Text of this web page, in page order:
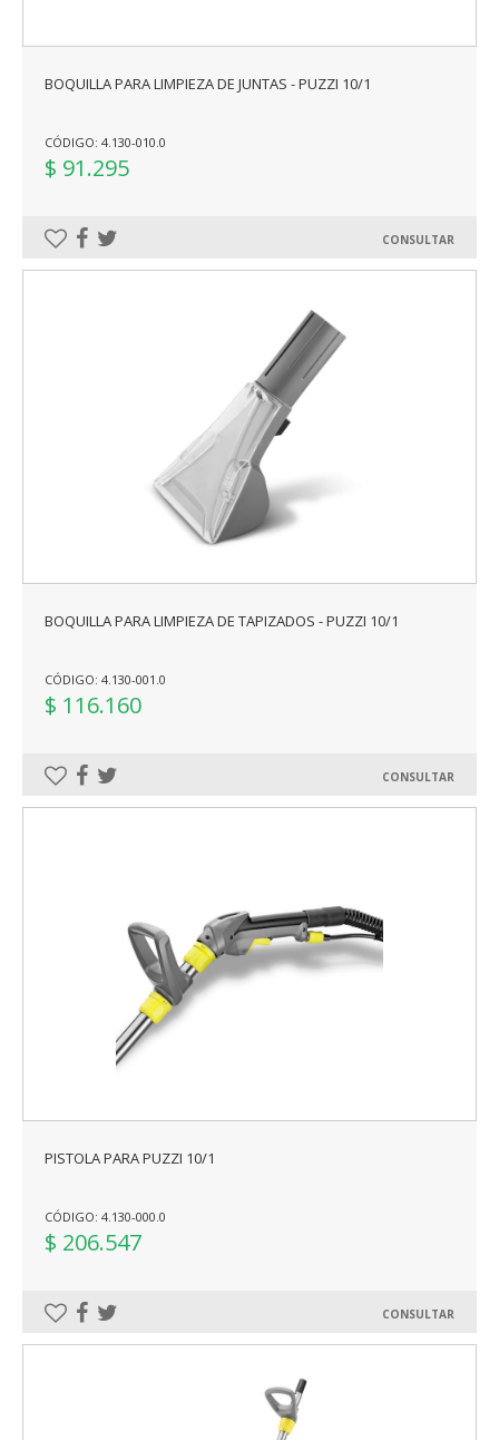
BOQUILLA PARA LIMPIEZA DE JUNTAS - PUZZI 10/1
CÓDIGO: 4.130-010.0
$ 91.295
CONSULTAR
BOQUILLA PARA LIMPIEZA DE TAPIZADOS - PUZZI 10/1
CÓDIGO: 4.130-001.0
$ 116.160
CONSULTAR
PISTOLA PARA PUZZI 10/1
CÓDIGO: 4.130-000.0
$ 206.547
CONSULTAR